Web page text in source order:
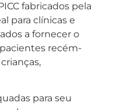
fabricados pela
para clínicas e
a fornecer o
recém-
para seu